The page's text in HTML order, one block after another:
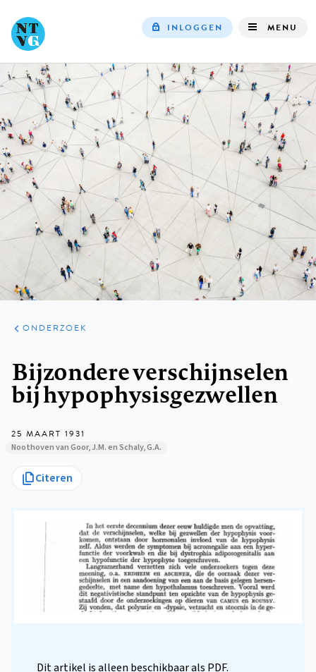
navigation
INLOGGEN MENU
ARTIKELEN
ONDERZOEK
ONDERZOEK
Bijzondere verschijnselen
bij hypophysisgezwellen
25 MAART 1931
Noothoven van Goor, J.M. en Schaly, G.A.
Citeren
Dit artikel is alleen beschikbaar als PDF.